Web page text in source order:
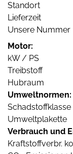
Standort
Lieferzeit
Unsere Nummer
Motor:
kW / PS
Treibstoff
Hubraum
Umweltnormen:
Schadstoffklasse
Umweltplakette
Verbrauch und
Kraftstoffverbr.